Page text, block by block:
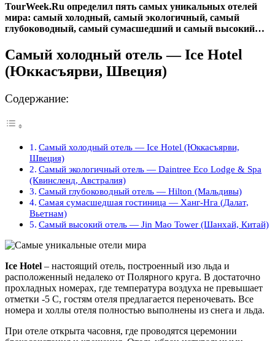
TourWeek.Ru определил пять самых уникальных отелей
мира: самый холодный, самый экологичный, самый
глубоководный, самый сумасшедший и самый высокий…
Самый холодный отель — Ice Hotel
(Юккасъярви, Швеция)
Содержание:
Самый холодный отель — Ice Hotel (Юккасъярви,
Швеция)
Самый экологичный отель — Daintree Eco Lodge & Spa
(Квинсленд, Австралия)
Самый глубоководный отель — Hilton (Мальдивы)
Самая сумасшедшая гостиница — Ханг-Нга (Далат,
Вьетнам)
Самый высокий отель — Jin Mao Tower (Шанхай, Китай)
Ice Hotel – настоящий отель, построенный изо льда и
расположенный недалеко от Полярного круга. В достаточно
прохладных номерах, где температура воздуха не превышает
отметки -5 C, гостям отеля предлагается переночевать. Все
номера и холлы отеля полностью выполнены из снега и льда.
При отеле открыта часовня, где проводятся церемонии